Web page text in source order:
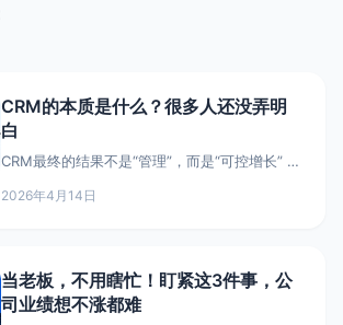
CRM的本质是什么？很多人还没弄明
白
CRM最终的结果不是“管理”，而是“可控增长” 客
斗管理：让转化过程可视化 CRM数据分析：找
2026年4月14日
当老板，不用瞎忙！盯紧这3件事，公
司业绩想不涨都难